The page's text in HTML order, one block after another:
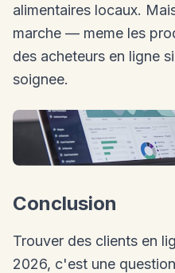
alimentaires locaux.
marche — meme les
des acheteurs en ligne
soignee.
Conclusion
Trouver des clients en
2026, c'est une